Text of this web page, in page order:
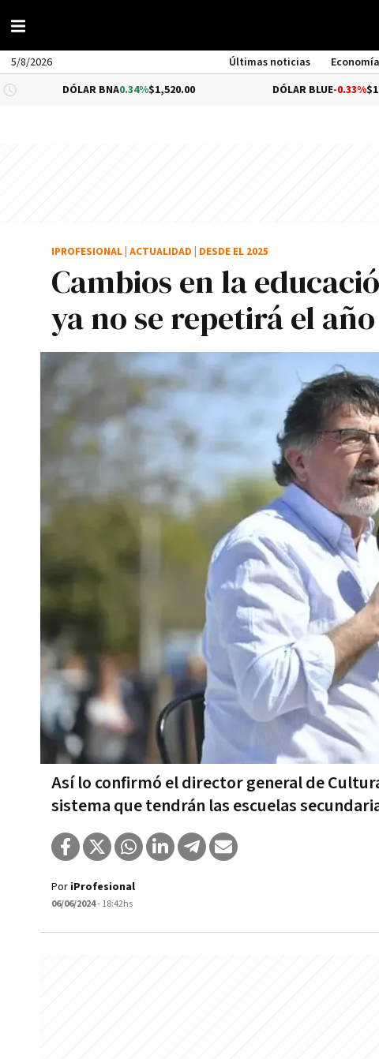
5/8/2026 Últimas noticias Economía
BNA
0.34%$1,520.00 -0.33%$1,540.00
Cambios en la
ya no se repetirá el
Así lo confirmó el director general de
sistema que tendrán las escuelas
IPROFESIONAL ACTUALIDAD DESDE EL 2025
Por iProfesional
06/06/2024- 18:42hs